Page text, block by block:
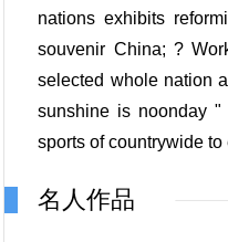
nations exhibits
souvenir China; ?
selected whole nation
sunshine is noonday
sports of countrywide
名人作品